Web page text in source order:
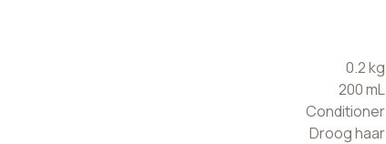
0.2kg
200mL
Conditioner
Droog haar